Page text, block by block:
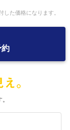
た価格になります。
約